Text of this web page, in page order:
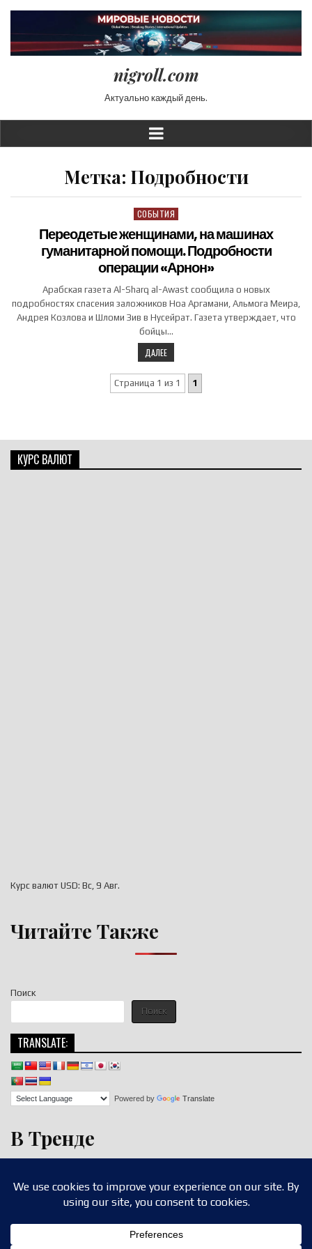
nigroll.com
Актуально каждый день.
Метка: Подробности
Posted in
СОБЫТИЯ
Переодетые женщинами, на машинах
гуманитарной помощи. Подробности
операции «Арнон»
Арабская газета Al-Sharq al-Awast сообщила о новых
подробностях спасения заложников Ноа Аргамани, Альмога Меира,
Андрея Козлова и Шломи Зив в Нусейрат. Газета утверждает, что
бойцы…
ДАЛЕЕ
Страница 1 из 1 1
Поиск
Поиск
TRANSLATE:
Powered by Translate
В Тренде
КУРС ВАЛЮТ
Курс валют USD: Вс, 9 Авг.
Читайте Также
Copyright © 2026 nigroll.com
Design by ThemesDNA.com